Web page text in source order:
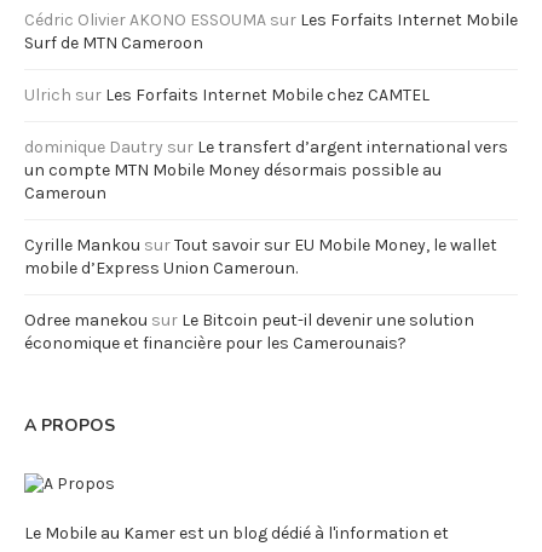
Cédric Olivier AKONO ESSOUMA sur Les Forfaits Internet Mobile
Surf de MTN Cameroon
Ulrich sur Les Forfaits Internet Mobile chez CAMTEL
dominique Dautry sur Le transfert d’argent international vers
un compte MTN Mobile Money désormais possible au
Cameroun
Cyrille Mankou surTout savoir sur EU Mobile Money, le wallet
mobile d’Express Union Cameroun.
Odree manekou sur Le Bitcoin peut-il devenir une solution
économique et financière pour les Camerounais?
A PROPOS
Le Mobile au Kamer est un blog dédié à l'information et